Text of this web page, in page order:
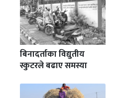
बिनादर्ताका विद्युतीय
स्कुटरले बढाए समस्या